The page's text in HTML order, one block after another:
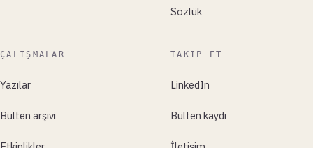
Sözlük
ÇALIŞMALAR
Yazılar
Bülten arşivi
TAKIP ET
LinkedIn
Bülten kaydı